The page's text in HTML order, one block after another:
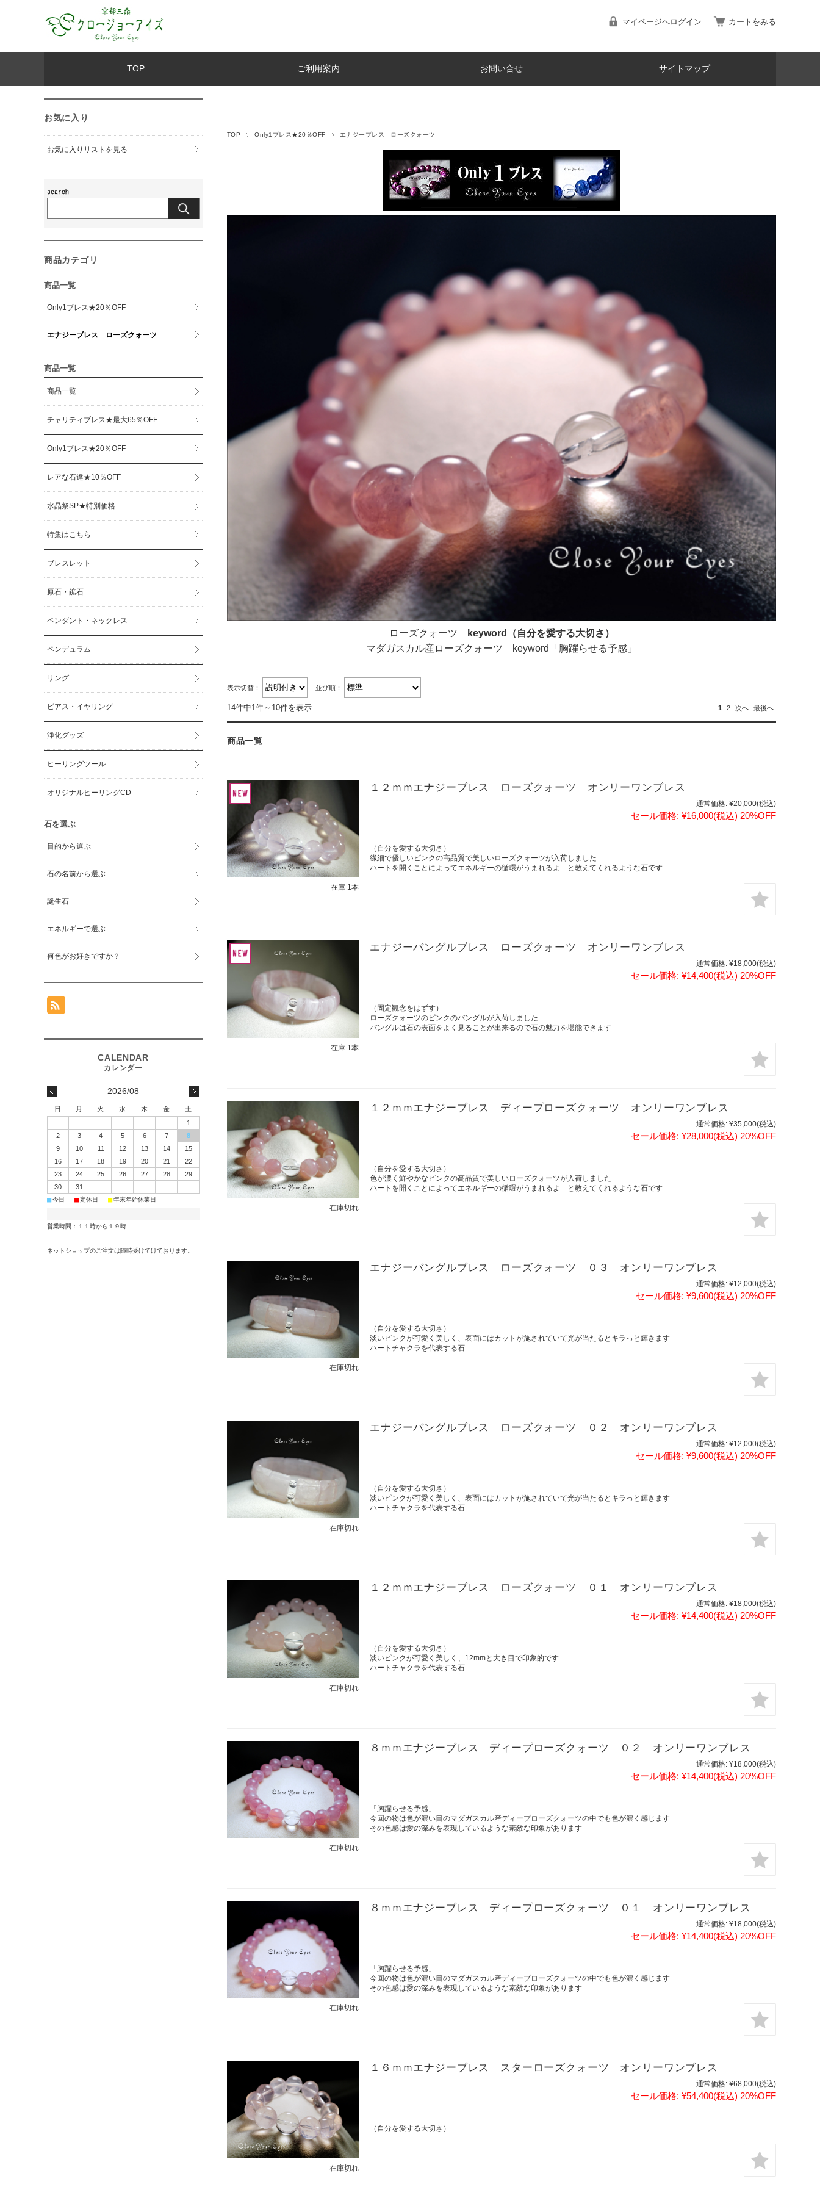
マイページへログイン カートをみる
TOP ご利用案内 お問い合せ サイトマップ
TOP Only1ブレス★20％OFF エナジーブレス ローズクォーツ
ローズクォーツ
keyword（自分を愛する大切さ）
マダガスカル産ローズクォーツ keyword「胸躍らせる予感」
表示切替： 並び順：
14件中1件～10件を表示 1 2 次へ 最後へ
商品一覧
在庫 1本
１２ｍｍエナジーブレス ローズクォーツ オンリーワンブレス
通常価格: ¥20,000(税込)
セール価格: ¥16,000(税込) 20%OFF
（自分を愛する大切さ）
繊細で優しいピンクの高品質で美しいローズクォーツが入荷しました
ハートを開くことによってエネルギーの循環がうまれるよ と教えてくれるような石です
在庫 1本
エナジーバングルブレス ローズクォーツ オンリーワンブレス
通常価格: ¥18,000(税込)
セール価格: ¥14,400(税込) 20%OFF
（固定観念をはずす）
ローズクォーツのピンクのバングルが入荷しました
バングルは石の表面をよく見ることが出来るので石の魅力を堪能できます
在庫切れ
１２ｍｍエナジーブレス ディープローズクォーツ オンリーワンブレス
通常価格: ¥35,000(税込)
セール価格: ¥28,000(税込) 20%OFF
（自分を愛する大切さ）
色が濃く鮮やかなピンクの高品質で美しいローズクォーツが入荷しました
ハートを開くことによってエネルギーの循環がうまれるよ と教えてくれるような石です
在庫切れ
エナジーバングルブレス ローズクォーツ ０３ オンリーワンブレス
通常価格: ¥12,000(税込)
セール価格: ¥9,600(税込) 20%OFF
（自分を愛する大切さ）
淡いピンクが可愛く美しく、表面にはカットが施されていて光が当たるとキラっと輝きます
ハートチャクラを代表する石
在庫切れ
エナジーバングルブレス ローズクォーツ ０２ オンリーワンブレス
通常価格: ¥12,000(税込)
セール価格: ¥9,600(税込) 20%OFF
（自分を愛する大切さ）
淡いピンクが可愛く美しく、表面にはカットが施されていて光が当たるとキラっと輝きます
ハートチャクラを代表する石
在庫切れ
１２ｍｍエナジーブレス ローズクォーツ ０１ オンリーワンブレス
通常価格: ¥18,000(税込)
セール価格: ¥14,400(税込) 20%OFF
（自分を愛する大切さ）
淡いピンクが可愛く美しく、12mmと大き目で印象的です
ハートチャクラを代表する石
在庫切れ
８ｍｍエナジーブレス ディープローズクォーツ ０２ オンリーワンブレス
通常価格: ¥18,000(税込)
セール価格: ¥14,400(税込) 20%OFF
「胸躍らせる予感」
今回の物は色が濃い目のマダガスカル産ディープローズクォーツの中でも色が濃く感じます
その色感は愛の深みを表現しているような素敵な印象があります
在庫切れ
８ｍｍエナジーブレス ディープローズクォーツ ０１ オンリーワンブレス
通常価格: ¥18,000(税込)
セール価格: ¥14,400(税込) 20%OFF
「胸躍らせる予感」
今回の物は色が濃い目のマダガスカル産ディープローズクォーツの中でも色が濃く感じます
その色感は愛の深みを表現しているような素敵な印象があります
在庫切れ
１６ｍｍエナジーブレス スターローズクォーツ オンリーワンブレス
通常価格: ¥68,000(税込)
セール価格: ¥54,400(税込) 20%OFF
（自分を愛する大切さ）
お気に入り
お気に入りリストを見る
商品カテゴリ
商品一覧
Only1ブレス★20％OFF
エナジーブレス ローズクォーツ
商品一覧
商品一覧
チャリティブレス★最大65％OFF
Only1ブレス★20％OFF
レアな石達★10％OFF
水晶祭SP★特別価格
特集はこちら
ブレスレット
原石・鉱石
ペンダント・ネックレス
ペンデュラム
リング
ピアス・イヤリング
浄化グッズ
ヒーリングツール
オリジナルヒーリングCD
石を選ぶ
目的から選ぶ
石の名前から選ぶ
誕生石
エネルギーで選ぶ
何色がお好きですか？
2026/08
日 月 火 水 木 金
土
1
2
3 4 5 6 7
8
9
10 11 12 13 14
15
16
17 18 19 20 21
22
23
24 25 26 27 28
29
30
31
■今日 ■定休日 ■年末年始休業日
営業時間：１１時から１９時
ネットショップのご注文は随時受けてけております。